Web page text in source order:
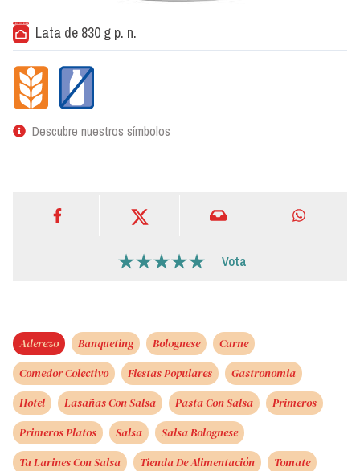
Lata de 830 g p. n.
Descubre nuestros símbolos
Vota
Aderezo Banqueting Bolognese
Carne
Comedor Colectivo
Fiestas Populares
Gastronomia
Hotel
Lasañas Con Salsa Pasta Con Salsa
Primeros
Primeros Platos
Salsa
Salsa Bolognese
Ta Larines Con Salsa
Tienda De Alimentación
Tomate